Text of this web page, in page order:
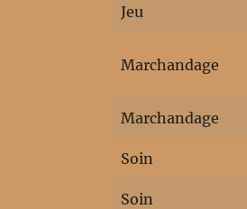
Jeu
Marchandage
Marchandage
Soin
Soin